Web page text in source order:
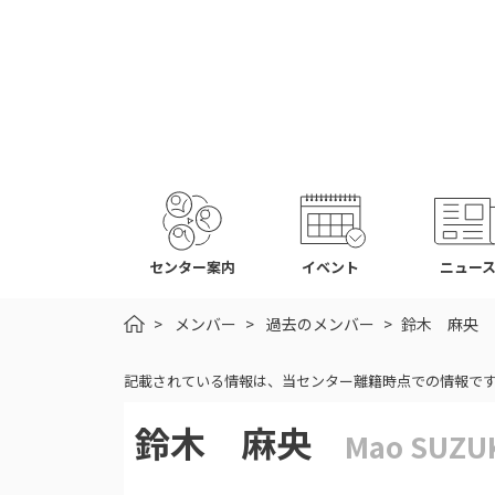
センター案内 イベント ニュース
HOMEメンバー 過去のメンバー 鈴木 麻央
記載されている情報は、当センター離籍時点での情報です
鈴木 麻央 Mao